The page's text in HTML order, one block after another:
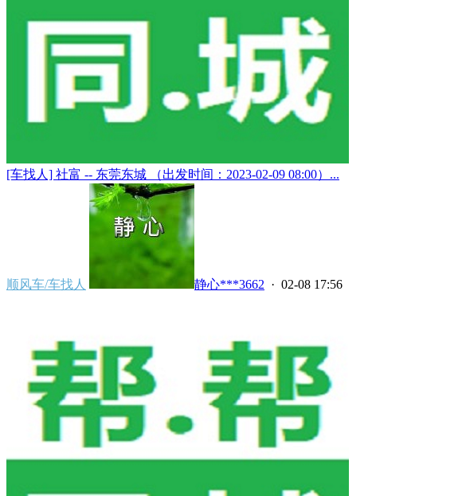
[车找人] 社富 -- 东莞东城 （出发时间：2023-02-09 08:00）...
顺风车/车找人 静心***3662 · 02-08 17:56